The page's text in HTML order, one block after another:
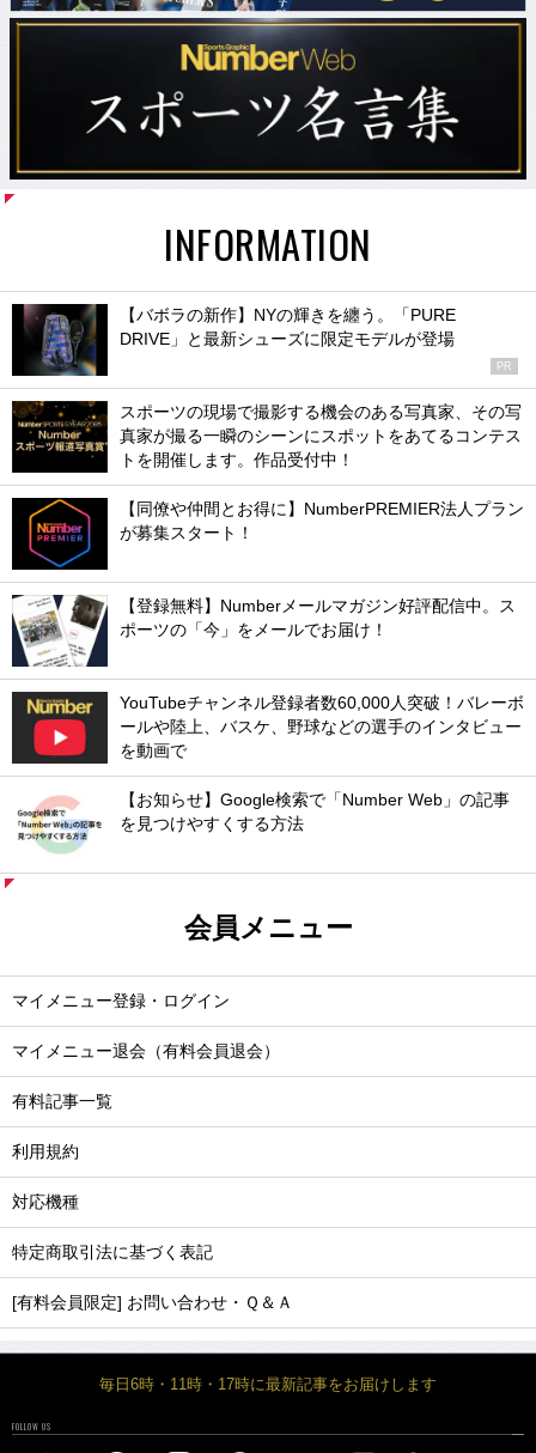
INFORMATION
【バボラの新作】NYの輝きを纏う。「PURE
DRIVE」と最新シューズに限定モデルが登場
PR
スポーツの現場で撮影する機会のある写真家、その写
真家が撮る一瞬のシーンにスポットをあてるコンテス
トを開催します。作品受付中！
【同僚や仲間とお得に】NumberPREMIER法人プラン
が募集スタート！
【登録無料】Numberメールマガジン好評配信中。ス
ポーツの「今」をメールでお届け！
YouTubeチャンネル登録者数60,000人突破！バレーボ
ールや陸上、バスケ、野球などの選手のインタビュー
を動画で
【お知らせ】Google検索で「Number Web」の記事
を見つけやすくする方法
会員メニュー
マイメニュー登録・ログイン
マイメニュー退会（有料会員退会）
有料記事一覧
利用規約
対応機種
特定商取引法に基づく表記
[有料会員限定] お問い合わせ・Ｑ＆Ａ
毎日6時・11時・17時に最新記事をお届けします
FOLLOW US